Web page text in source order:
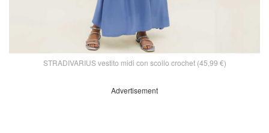
STRADIVARIUS vestito midi con scollo crochet (45,99 €)
Advertisement